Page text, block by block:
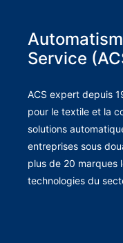
Service
ACS expert depuis
pour le textile et la
solutions
entreprises sous
plus de 20 marques
technologies du